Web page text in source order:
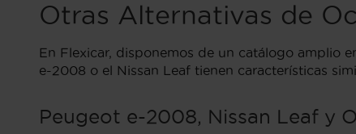
Otras Alternativas de
En Flexicar, disponemos de un catálogo amplio
e-2008 o el Nissan Leaf tienen características
Peugeot e-2008, Nissan Leaf y